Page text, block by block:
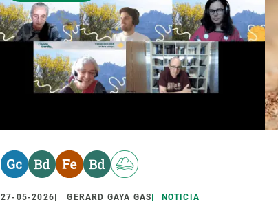
27-05-2026 GERARD GAYA GAS NOTICIA